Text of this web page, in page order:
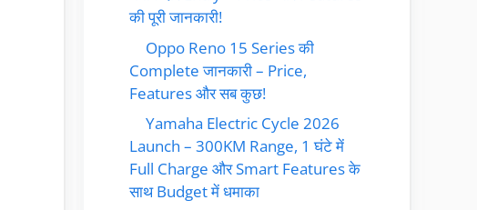
की पूरी जानकारी!
Oppo Reno 15 Series की
Complete जानकारी – Price,
Features और सब कुछ!
Yamaha Electric Cycle 2026
Launch – 300KM Range, 1 घंटे में
Full Charge और Smart Features के
साथ Budget में धमाका